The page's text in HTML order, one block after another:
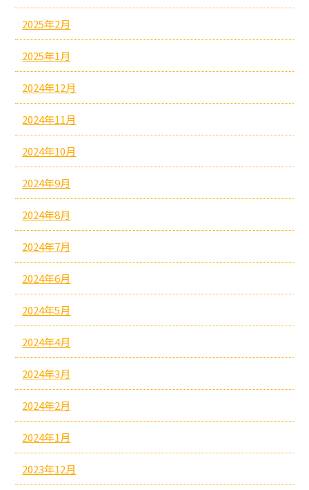
2025年2月
2025年1月
2024年12月
2024年11月
2024年10月
2024年9月
2024年8月
2024年7月
2024年6月
2024年5月
2024年4月
2024年3月
2024年2月
2024年1月
2023年12月